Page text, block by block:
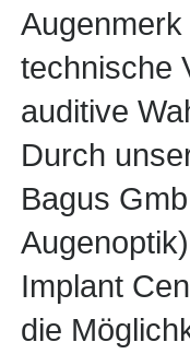
technische
auditive
Durch
Bagus
Implant
die